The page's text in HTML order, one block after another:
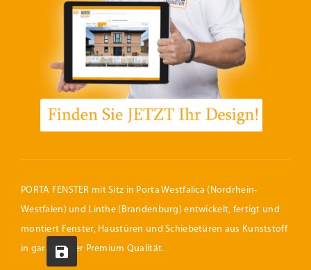
PORTA FENSTER mit Sitz in Porta Westfalica (Nordrhein-
Westfalen) und Linthe (Brandenburg) entwickelt, fertigt und
montiert Fenster, Haustüren und Schiebetüren aus Kunststoff
in garantierter Premium Qualität.